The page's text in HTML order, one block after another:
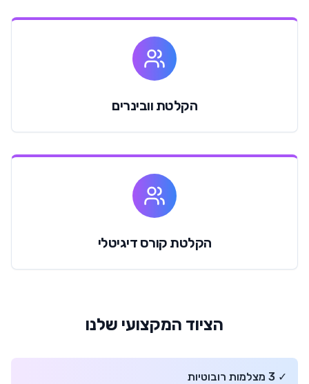
הקלטת וובינרים
הקלטת קורס דיגיטלי
הציוד המקצועי שלנו
✓ 3 מצלמות רובוטיות